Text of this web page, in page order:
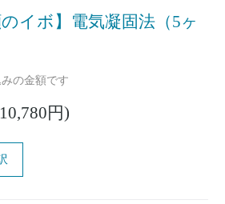
のイボ】電気凝固法（5ヶ
の金額です
円)